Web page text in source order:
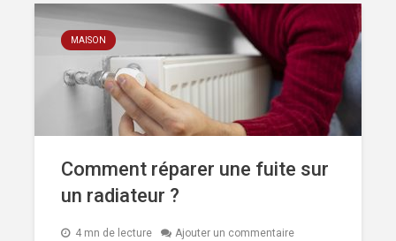
MAISON
Comment réparer une fuite sur
un radiateur ?
4 mn de lecture Ajouter un commentaire